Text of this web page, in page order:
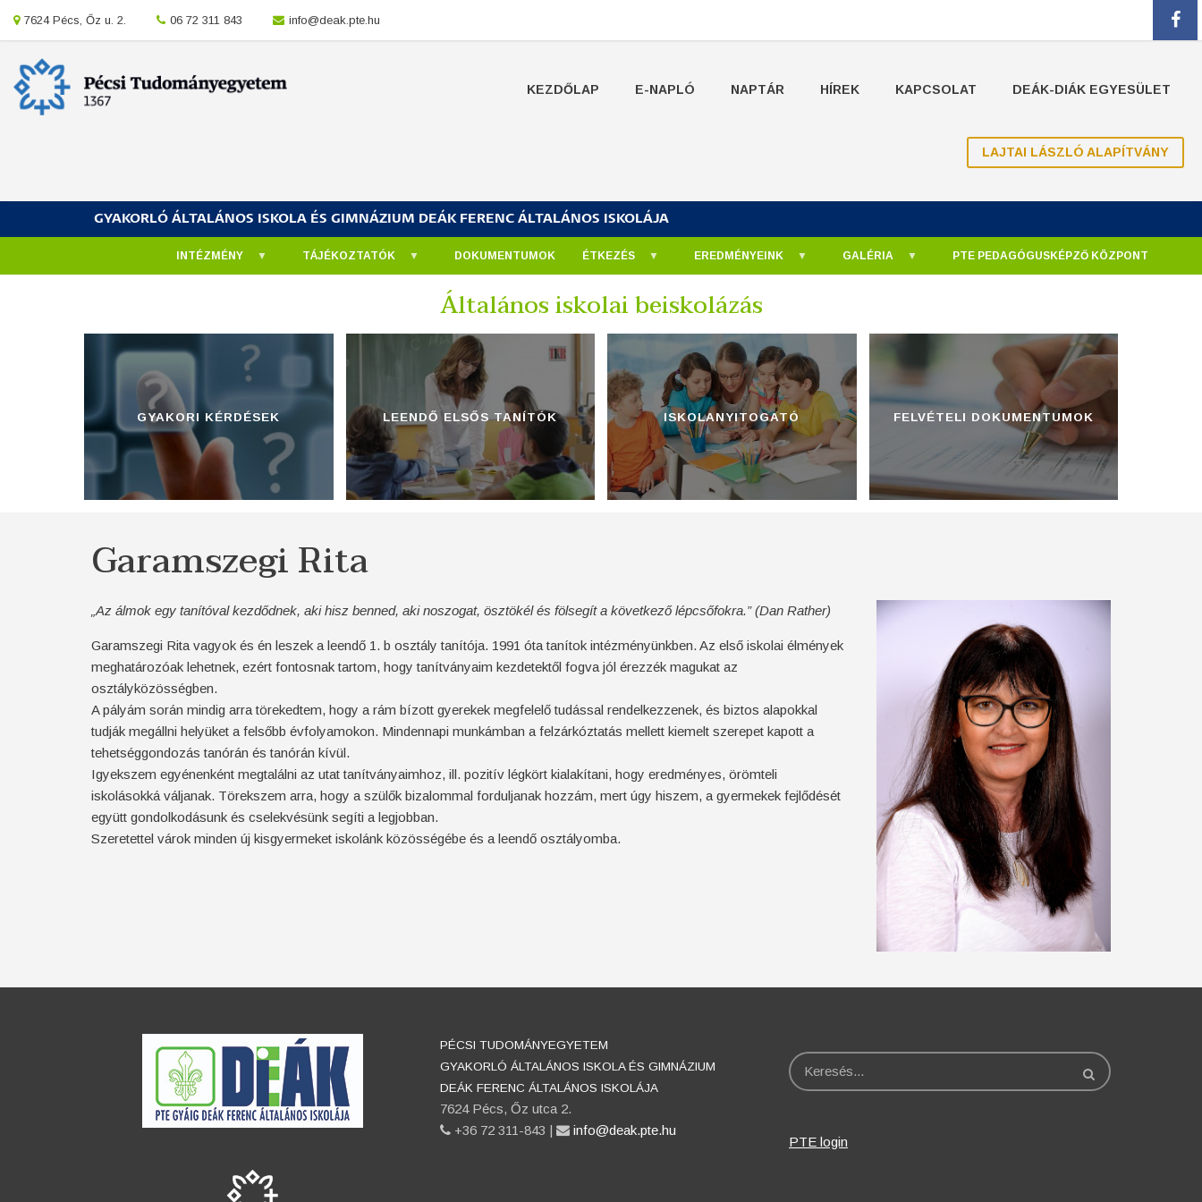
location
7624 Pécs, Őz u. 2. location
06 72 311 843 location
info@deak.pte.hu
KEZDŐLAP E-NAPLÓ NAPTÁR HÍREK KAPCSOLAT DEÁK-DIÁK EGYESÜLET
LAJTAI LÁSZLÓ ALAPÍTVÁNY
GYAKORLÓ ÁLTALÁNOS ISKOLA ÉS GIMNÁZIUM DEÁK FERENC ÁLTALÁNOS ISKOLÁJA
INTÉZMÉNY TÁJÉKOZTATÓK DOKUMENTUMOK ÉTKEZÉS EREDMÉNYEINK GALÉRIA PTE PEDAGÓGUSKÉPZŐ KÖZPONT
Általános iskolai beiskolázás
GYAKORI KÉRDÉSEK LEENDŐ ELSŐS TANÍTÓK ISKOLANYITOGATÓ FELVÉTELI DOKUMENTUMOK
Garamszegi Rita
„Az álmok egy tanítóval kezdődnek, aki hisz benned, aki noszogat, ösztökél és fölsegít a következő lépcsőfokra.” (Dan Rather)
Garamszegi Rita vagyok és én leszek a leendő 1. b osztály tanítója. 1991 óta tanítok intézményünkben. Az első iskolai élmények
meghatározóak lehetnek, ezért fontosnak tartom, hogy tanítványaim kezdetektől fogva jól érezzék magukat az
osztályközösségben.
A pályám során mindig arra törekedtem, hogy a rám bízott gyerekek megfelelő tudással rendelkezzenek, és biztos alapokkal
tudják megállni helyüket a felsőbb évfolyamokon. Mindennapi munkámban a felzárkóztatás mellett kiemelt szerepet kapott a
tehetséggondozás tanórán és tanórán kívül.
Igyekszem egyénenként megtalálni az utat tanítványaimhoz, ill. pozitív légkört kialakítani, hogy eredményes, örömteli
iskolásokká váljanak. Törekszem arra, hogy a szülők bizalommal forduljanak hozzám, mert úgy hiszem, a gyermekek fejlődését
együtt gondolkodásunk és cselekvésünk segíti a legjobban.
Szeretettel várok minden új kisgyermeket iskolánk közösségébe és a leendő osztályomba.
PÉCSI TUDOMÁNYEGYETEM
GYAKORLÓ ÁLTALÁNOS ISKOLA ÉS GIMNÁZIUM
DEÁK FERENC ÁLTALÁNOS ISKOLÁJA
7624 Pécs, Őz utca 2.
phone
+36 72 311-843 | email
info@deak.pte.hu
Keresés
PTE login